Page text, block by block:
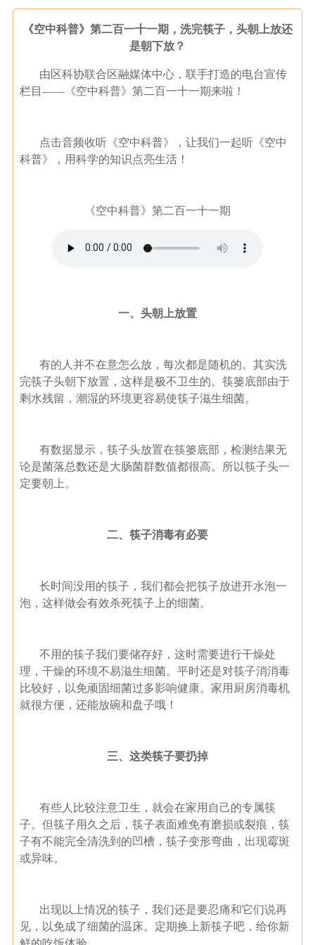
《空中科普》第二百一十一期，洗完筷子，头朝上放还
是朝下放？
由区科协联合区融媒体中心，联手打造的电台宣传
栏目——《空中科普》第二百一十一期来啦！
点击音频收听《空中科普》，让我们一起听《空中
科普》，用科学的知识点亮生活！
《空中科普》第二百一十一期
一、头朝上放置
有的人并不在意怎么放，每次都是随机的。其实洗
完筷子头朝下放置，这样是极不卫生的。筷篓底部由于
剩水残留，潮湿的环境更容易使筷子滋生细菌。
有数据显示，筷子头放置在筷篓底部，检测结果无
论是菌落总数还是大肠菌群数值都很高。所以筷子头一
定要朝上。
二、筷子消毒有必要
长时间没用的筷子，我们都会把筷子放进开水泡一
泡，这样做会有效杀死筷子上的细菌。
不用的筷子我们要储存好，这时需要进行干燥处
理，干燥的环境不易滋生细菌。平时还是对筷子消消毒
比较好，以免顽固细菌过多影响健康。家用厨房消毒机
就很方便，还能放碗和盘子哦！
三、这类筷子要扔掉
有些人比较注意卫生，就会在家用自己的专属筷
子。但筷子用久之后，筷子表面难免有磨损或裂痕，筷
子有不能完全清洗到的凹槽，筷子变形弯曲，出现霉斑
或异味。
出现以上情况的筷子，我们还是要忍痛和它们说再
见，以免成了细菌的温床。定期换上新筷子吧，给你新